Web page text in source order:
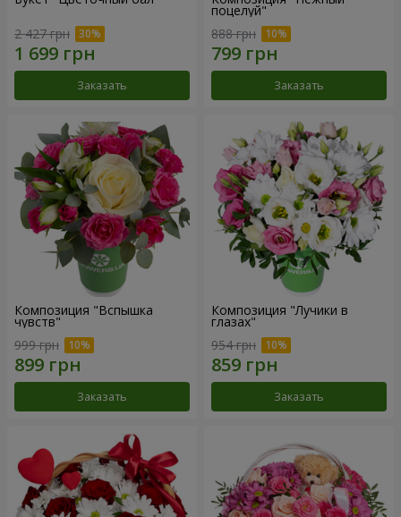
2 427 грн
Заказать
поцелуй"
888 грн
Заказать
Композиция "Вспышка
чувств"
999 грн
Заказать
Композиция "Лучики в
глазах"
954 грн
Заказать